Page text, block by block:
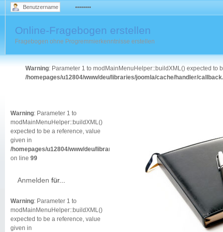
Online-Fragebogen erstellen
Fragebogen ohne Progremmierkenntnisse erstellen
Warning: Parameter 1 to modMainMenuHelper::buildXML() expected to
/homepages/u12804/www/deu/libraries/joomla/cache/handler/
Warning: Parameter 1 to
modMainMenuHelper::buildXML()
expected to be a reference, value
given in
/homepages/u12804/www/deu/libraries/joomla/cache/handler/callback.php
on line 99
Anmelden für...
Warning: Parameter 1 to
modMainMenuHelper::buildXML()
expected to be a reference, value
given in